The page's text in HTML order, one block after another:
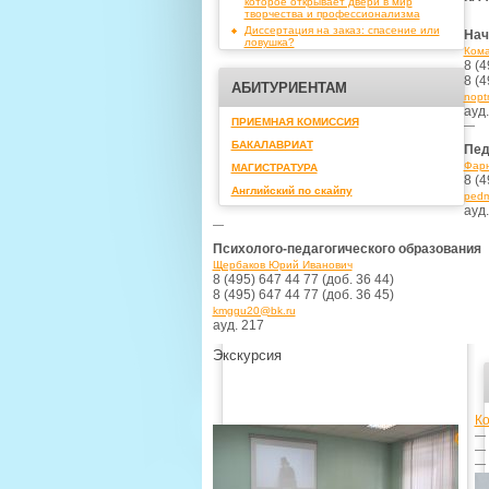
творчества и профессионализма
Диссертация на заказ: спасение или
ловушка?
АБИТУРИЕНТАМ
ПРИЕМНАЯ КОМИССИЯ
БАКАЛАВРИАТ
МАГИСТРАТУРА
Английский по скайпу
8
8
—
8
—
Психолого-педагогического образования
Щербаков Юрий Иванович
8 (495) 647 44 77 (доб. 36 44)
8 (495) 647 44 77 (доб. 36 45)
kmggu20@bk.ru
ауд. 217
Экскурсия
—
—
—